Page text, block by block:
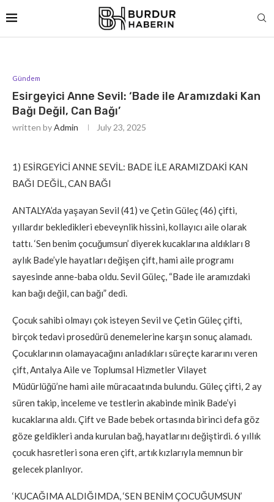
Gündem
Esirgeyici Anne Sevil: ‘Bade ile Aramızdaki Kan
Bağı Değil, Can Bağı’
written byAdmin July 23, 2025
1) ESİRGEYİCİ ANNE SEVİL: BADE İLE ARAMIZDAKİ KAN
BAĞI DEĞİL, CAN BAĞI
ANTALYA’da yaşayan Sevil (41) ve Çetin Güleç (46) çifti,
yıllardır bekledikleri ebeveynlik hissini, kollayıcı aile olarak
tattı. ‘Sen benim çocuğumsun’ diyerek kucaklarına aldıkları 8
aylık Bade’yle hayatları değişen çift, hami aile programı
sayesinde anne-baba oldu. Sevil Güleç, “Bade ile aramızdaki
kan bağı değil, can bağı” dedi.
Çocuk sahibi olmayı çok isteyen Sevil ve Çetin Güleç çifti,
birçok tedavi prosedürü denemelerine karşın sonuç alamadı.
Çocuklarının olamayacağını anladıkları süreçte kararını veren
çift, Antalya Aile ve Toplumsal Hizmetler Vilayet
Müdürlüğü’ne hami aile müracaatında bulundu. Güleç çifti, 2 ay
süren takip, inceleme ve testlerin akabinde minik Bade’yi
kucaklarına aldı. Çift ve Bade bebek ortasında birinci defa göz
göze geldikleri anda kurulan bağ, hayatlarını değiştirdi. 6 yıllık
çocuk hasretleri sona eren çift, artık kızlarıyla memnun bir
gelecek planlıyor.
‘KUCAĞIMA ALDIĞIMDA, ‘SEN BENİM ÇOCUĞUMSUN’